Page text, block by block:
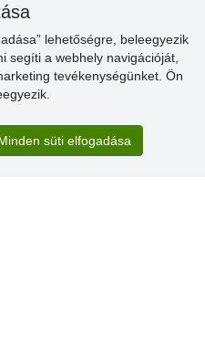
lehetőségre, beleegyezik
segíti a webhely navigációját,
tevékenységünket. Ön
süti elfogadása